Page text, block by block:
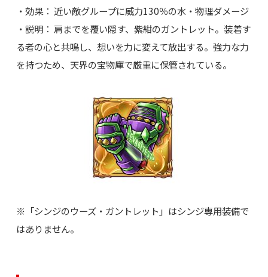
・効果： 近い敵グループに威力130％の水・物理ダメージ
・説明： 肩までを覆い隠す、紫紺のガントレット。装着す
る者の心と共鳴し、想いを力に変えて放出する。強力な力
を持つため、天界の宝物庫で厳重に保管されている。
※「シンジのウーズ・ガントレット」はシンジ専用装備で
はありません。